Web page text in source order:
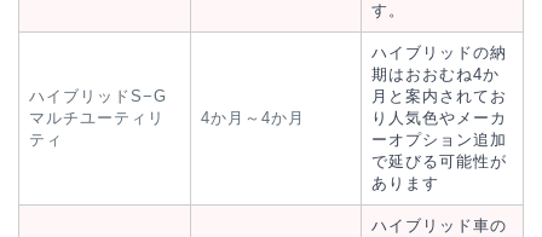
す。
ハイブリッドS−G
マルチユーティリ
ティ
4か月～4か月
ハイブリッドの納
期はおおむね4か
月と案内されてお
り人気色やメーカ
ーオプション追加
で延びる可能性が
あります
ハイブリッド車の